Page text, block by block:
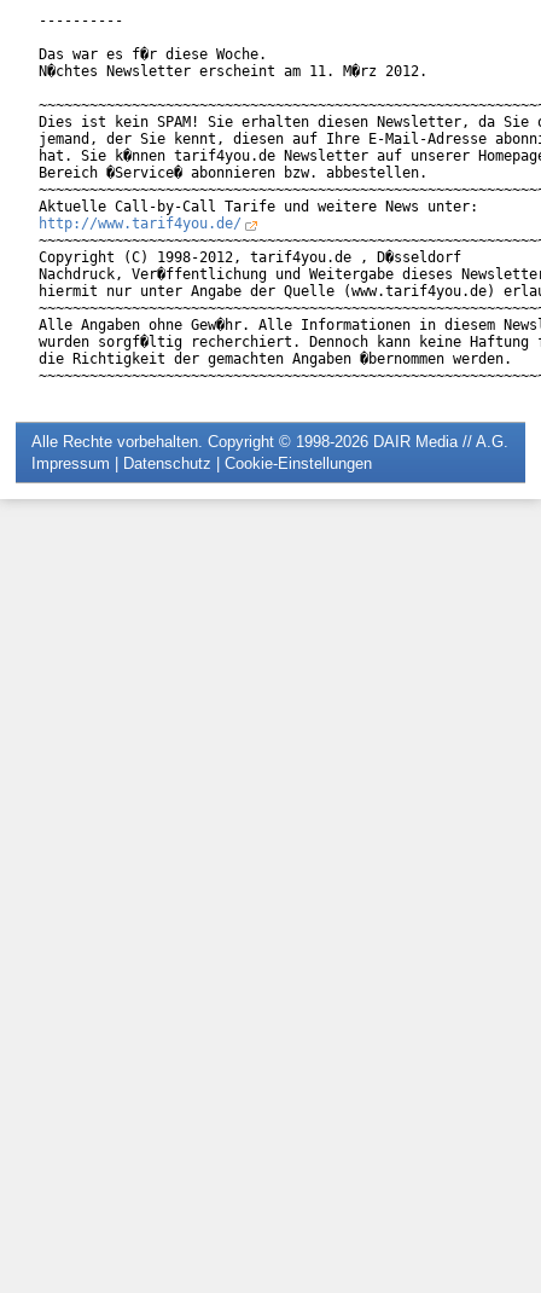
----------
Das war es f�r diese Woche.
N�chtes Newsletter erscheint am 11. M�rz 2012.
Dies ist kein SPAM! Sie erhalten diesen Newsletter, da Sie
jemand, der Sie kennt, diesen auf Ihre E-Mail-Adresse
hat. Sie k�nnen tarif4you.de Newsletter auf unserer
Bereich �Service� abonnieren bzw. abbestellen.
http://www.tarif4you.de/
Copyright (C) 1998-2012, tarif4you.de , D�sseldorf
Nachdruck, Ver�ffentlichung und Weitergabe dieses
hiermit nur unter Angabe der Quelle (www.tarif4you.de)
Alle Angaben ohne Gew�hr. Alle Informationen in diesem
wurden sorgf�ltig recherchiert. Dennoch kann keine Haftung
die Richtigkeit der gemachten Angaben �bernommen werden.
Alle Rechte vorbehalten. Copyright © 1998-2026 DAIR Media // A.G.
Impressum | Datenschutz | Cookie-Einstellungen